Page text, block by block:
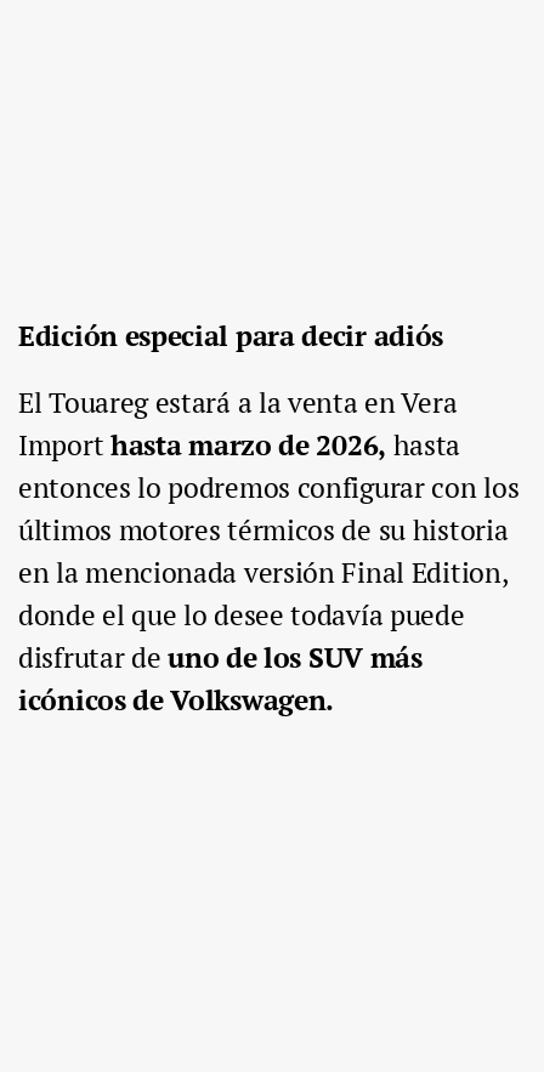
Edición especial para decir adiós
El Touareg estará a la venta en Vera
Importhasta marzo de 2026, hasta
entonces lo podremos configurar con los
últimos motores térmicos de su historia
en la mencionada versión Final Edition,
donde el que lo desee todavía puede
disfrutar deuno de los SUV más
icónicos de Volkswagen.